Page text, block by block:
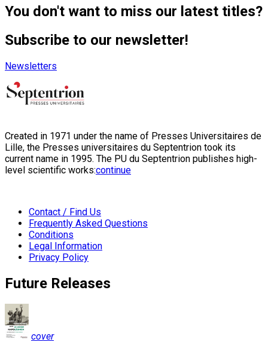
You don't want to miss our latest titles?
Subscribe to our newsletter!
Newsletters
Created in 1971 under the name of Presses Universitaires de
Lille, the Presses universitaires du Septentrion took its
current name in 1995. The PU du Septentrion publishes high-
level scientific works:continue
Contact / Find Us
Frequently Asked Questions
Conditions
Legal Information
Privacy Policy
Future Releases
cover